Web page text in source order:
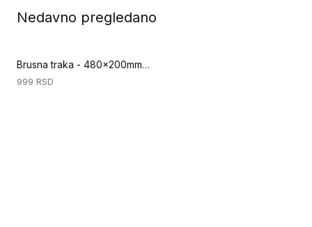
Nedavno pregledano
Brusna traka - 480x200mm - GR 60 (Specijalni alati za podove)
999 RSD